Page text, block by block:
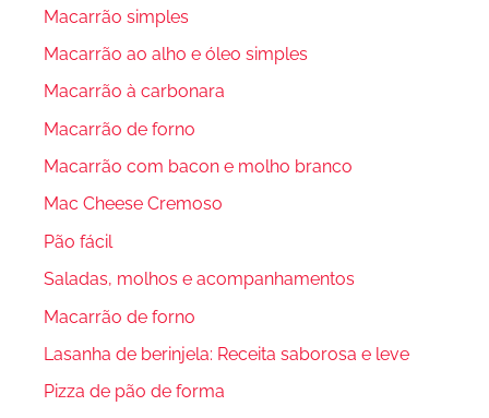
Macarrão simples
Macarrão ao alho e óleo simples
Macarrão à carbonara
Macarrão de forno
Macarrão com bacon e molho branco
Mac Cheese Cremoso
Pão fácil
Saladas, molhos e acompanhamentos
Macarrão de forno
Lasanha de berinjela: Receita saborosa e leve
Pizza de pão de forma